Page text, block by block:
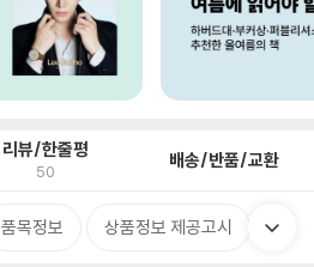
리뷰/한줄평
50 배송/반품/교환
품목정보 상품정보 제공고시